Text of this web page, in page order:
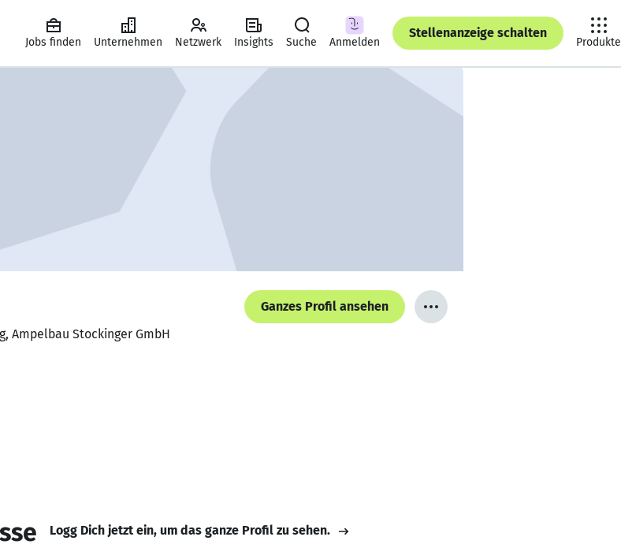
Jobs finden Unternehmen Netzwerk Insights Suche Anmelden
Stellenanzeige schalten
Produkte
Ganzes Profil ansehen
Ampelbau Stockinger GmbH
Logg Dich jetzt ein, um das ganze Profil zu sehen.